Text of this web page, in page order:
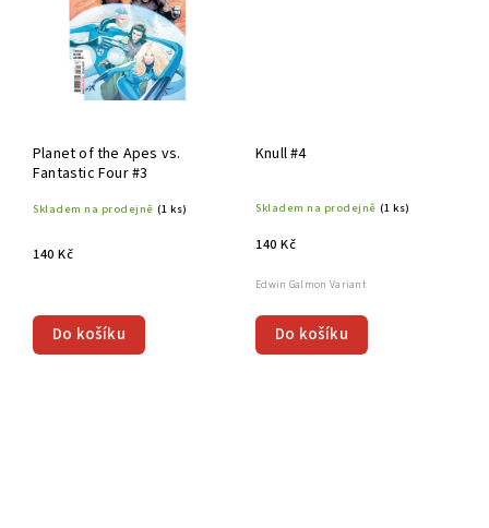
Planet of the Apes vs.
Fantastic Four #3
Skladem na prodejně (1 ks)
140 Kč
Do košíku
Knull #4
Skladem na prodejně (1 ks)
140 Kč
Do košíku
Edwin Galmon Variant